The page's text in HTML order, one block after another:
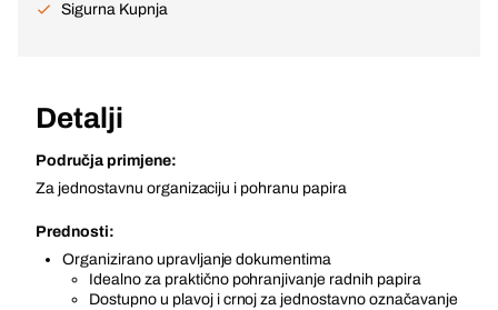
Sigurna Kupnja
Detalji
Područja primjene:
Za jednostavnu organizaciju i pohranu papira
Prednosti:
Organizirano upravljanje dokumentima
Idealno za praktično pohranjivanje radnih papira
Dostupno u plavoj i crnoj za jednostavno označavanje